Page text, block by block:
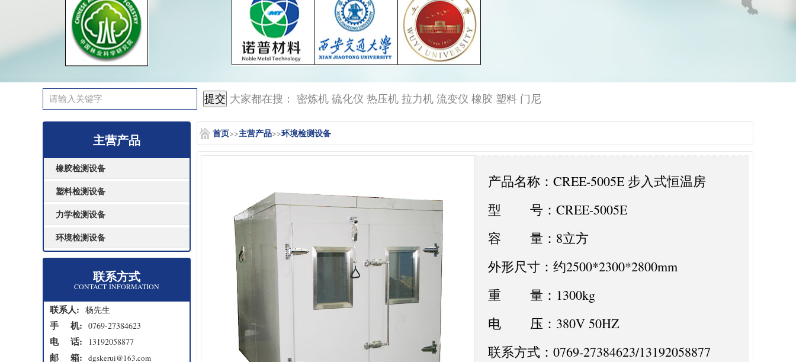
大家都在搜： 密炼机 硫化仪 热压机 拉力机 流变仪 橡胶 塑料 门尼
首页>>主营产品>>环境检测设备
产品名称：CREE-5005E 步入式恒温房
型 号：CREE-5005E
容 量：8立方
外形尺寸：约2500*2300*2800mm
重 量：1300kg
电 压：380V 50HZ
联系方式：0769-27384623/13192058877
主营产品
橡胶检测设备
塑料检测设备
力学检测设备
环境检测设备
联系方式
CONTACT INFORMATION
联系人: 杨先生
手 机: 0769-27384623
电 话: 13192058877
邮 箱: dgskerui@163.com